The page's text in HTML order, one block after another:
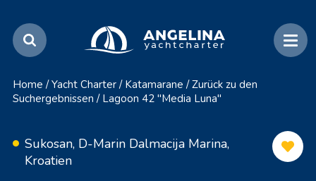
Home / Yacht Charter / Katamarane / Zurück zu den
Suchergebnissen / Lagoon 42 "Media Luna"
Sukosan, D-Marin Dalmacija Marina,
Kroatien